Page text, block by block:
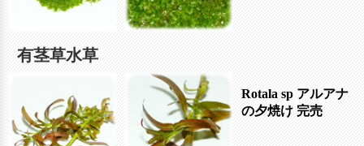
有茎草水草
Rotala sp アルアナ
の夕焼け 完売